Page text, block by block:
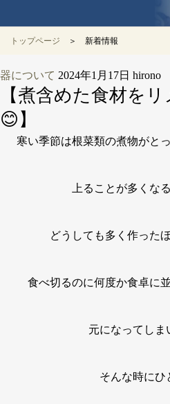
トップページ ＞ 新着情報
器について 2024年1月17日 hirono
【煮含めた食材を
😊】
寒い季節は根菜類の煮物がと
上ることが多くな
どうしても多く作った
食べ切るのに何度か食卓に
元になってしま
そんな時にひ